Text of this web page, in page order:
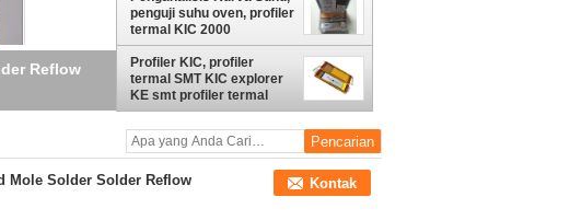
penguji suhu oven, profiler
termal KIC 2000
Profiler KIC, profiler
termal SMT KIC explorer
KE smt profiler termal
untuk pemeriksa oven
reflow
Mole Solder Solder Reflow
Kontak